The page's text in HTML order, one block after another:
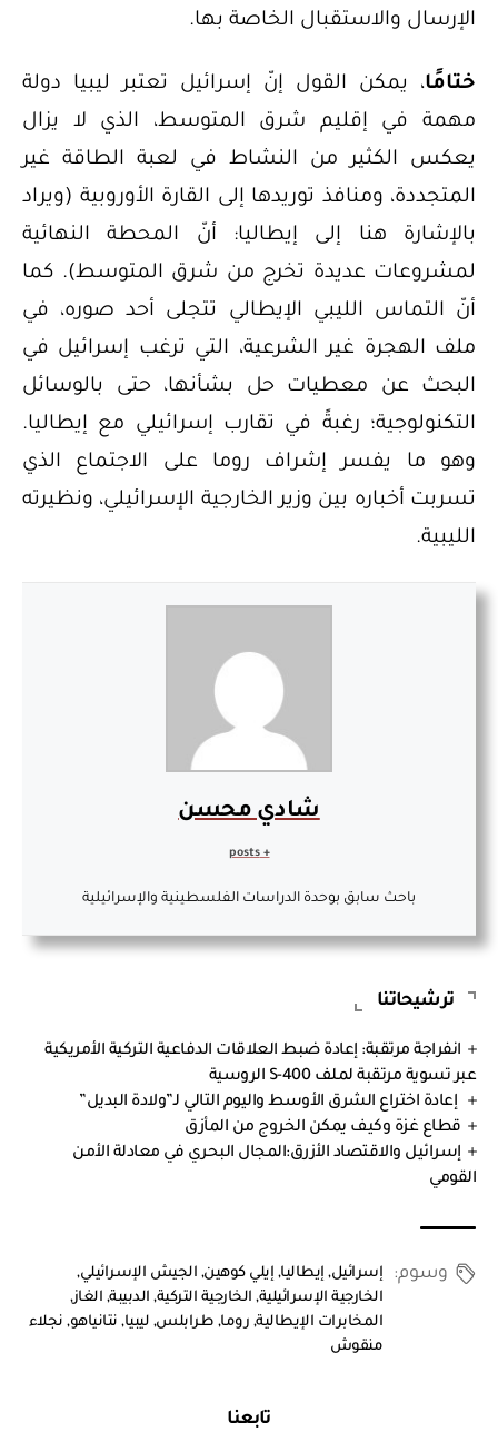
الإرسال والاستقبال الخاصة بها.
ختامًا، يمكن القول إنّ إسرائيل تعتبر ليبيا دولة
مهمة في إقليم شرق المتوسط، الذي لا يزال
يعكس الكثير من النشاط في لعبة الطاقة غير
المتجددة، ومنافذ توريدها إلى القارة الأوروبية (ويراد
بالإشارة هنا إلى إيطاليا: أنّ المحطة النهائية
لمشروعات عديدة تخرج من شرق المتوسط). كما
أنّ التماس الليبي الإيطالي تتجلى أحد صوره، في
ملف الهجرة غير الشرعية، التي ترغب إسرائيل في
البحث عن معطيات حل بشأنها، حتى بالوسائل
التكنولوجية؛ رغبةً في تقارب إسرائيلي مع إيطاليا.
وهو ما يفسر إشراف روما على الاجتماع الذي
تسربت أخباره بين وزير الخارجية الإسرائيلي، ونظيرته
الليبية.
شادي محسن
باحث سابق بوحدة الدراسات الفلسطينية والإسرائيلية
ترشيحاتنا
انفراجة مرتقبة: إعادة ضبط العلاقات الدفاعية التركية الأمريكية
عبر تسوية مرتقبة لملف S-400 الروسية
إعادة اختراع الشرق الأوسط واليوم التالي لـ”ولادة البديل”
قطاع غزة وكيف يمكن الخروج من المأزق
إسرائيل والاقتصاد الأزرق:المجال البحري في معادلة الأمن
القومي
وسوم: إسرائيل,إيطاليا,إيلي كوهين,الجيش الإسرائيلي,
الخارجية الإسرائيلية,الخارجية التركية,الدبيبة,الغاز,
المخابرات الإيطالية,روما,طرابلس,ليبيا,نتانياهو,نجلاء
منقوش
تابعنا